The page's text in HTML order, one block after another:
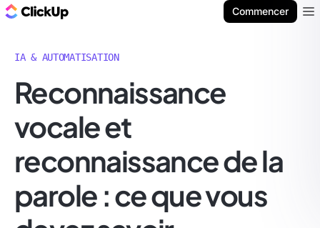
Commencer
IA & AUTOMATISATION
Reconnaissance
vocale et
reconnaissance de la
parole : ce que vous